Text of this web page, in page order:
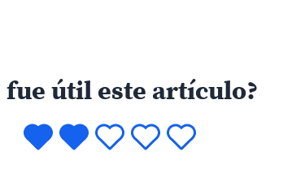
fue útil este artículo?